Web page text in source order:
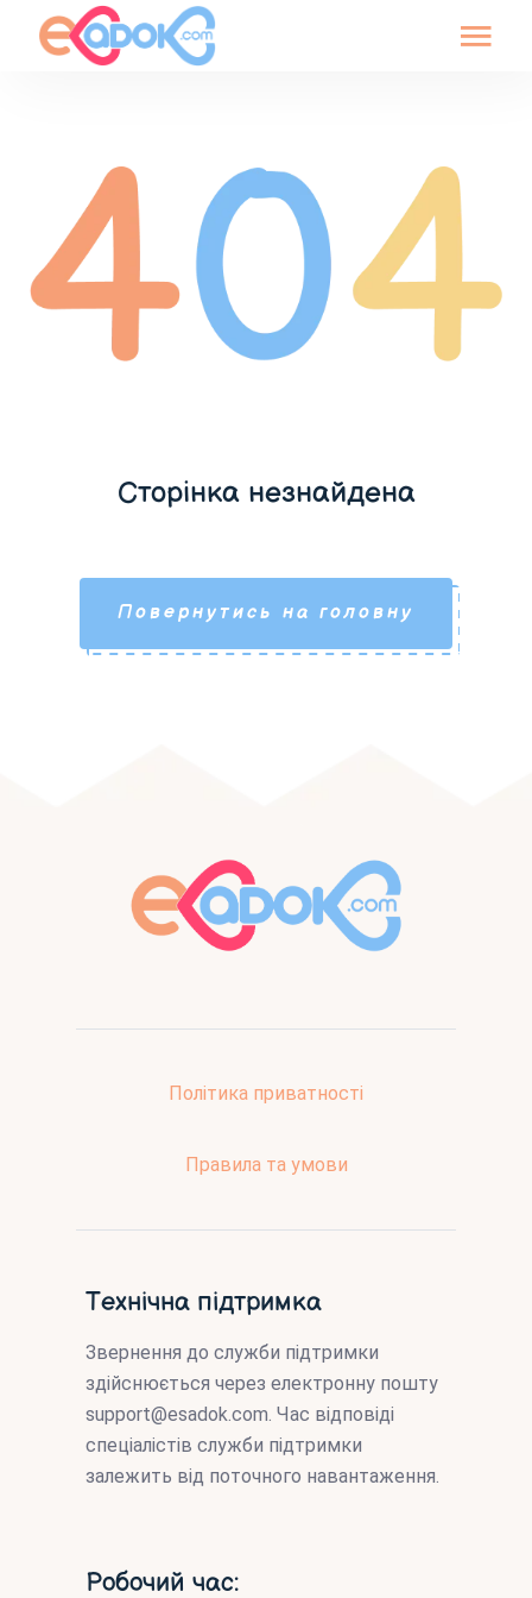
Сторінка незнайдена
Повернутись на головну
Політика приватності
Правила та умови
Технічна підтримка
Звернення до служби підтримки
здійснюється через електронну пошту
support@esadok.com. Час відповіді
спеціалістів служби підтримки
залежить від поточного навантаження.
Робочий час: